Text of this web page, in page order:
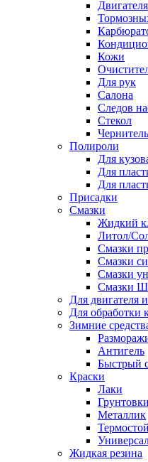
Двигателя
Кожи
Для рук
Салона
Следов
Стекол
Полироли
Для
Для
Для
Присадки
Смазки
Жидкий
Литол/
Смазки
Смазки
Смазки
Смазки
Для двигателя
Для обработки
Зимние
Антигель
Быстрый
Краски
Лаки
Грунтовки
Металлик
Жидкая резина